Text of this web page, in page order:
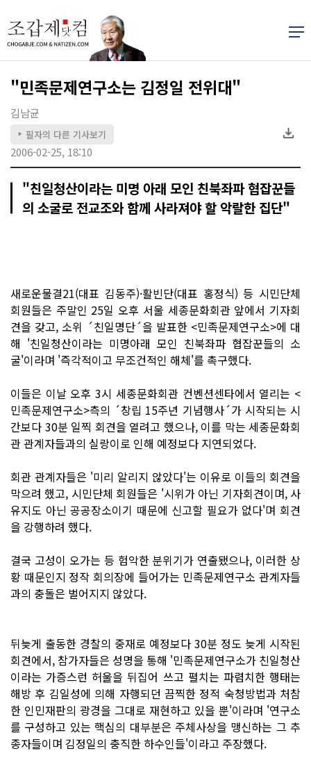
"민족문제연구소는 김정일 전위대"
김남균
▶ 필자의 다른 기사보기
2006-02-25, 18:10
"친일청산이라는 미명 아래 모인 친북좌파 협잡꾼들
의 소굴로 전교조와 함께 사라져야 할 악랄한 집단"
새로운물결21(대표 김동주)·활빈단(대표 홍정식) 등 시민단체
회원들은 주말인 25일 오후 서울 세종문화회관 앞에서 기자회
견을 갖고, 소위 ´친일명단´을 발표한 <민족문제연구소>에 대
해 '친일청산이라는 미명아래 모인 친북좌파 협잡꾼들의 소
굴'이라며 '즉각적이고 무조건적인 해체'를 촉구했다.
이들은 이날 오후 3시 세종문화회관 컨벤션센타에서 열리는 <
민족문제연구소>측의 ´창립 15주년 기념행사´가 시작되는 시
간보다 30분 일찍 회견을 열려고 했으나, 이를 막는 세종문화회
관 관계자들과의 실랑이로 인해 예정보다 지연되었다.
회관 관계자들은 '미리 알리지 않았다'는 이유로 이들의 회견을
막으려 했고, 시민단체 회원들은 '시위가 아닌 기자회견이며, 사
유지도 아닌 공공장소이기 때문에 신고할 필요가 없다'며 회견
을 강행하려 했다.
결국 고성이 오가는 등 험악한 분위기가 연출됐으나, 이러한 상
황 때문인지 정작 회의장에 들어가는 민족문제연구소 관계자들
과의 충돌은 벌어지지 않았다.
뒤늦게 출동한 경찰의 중재로 예정보다 30분 정도 늦게 시작된
회견에서, 참가자들은 성명을 통해 '민족문제연구소가 친일청산
이라는 가증스런 허울을 뒤집어 쓰고 펼치는 파렴치한 행태는
해방 후 김일성에 의해 자행되던 끔찍한 정적 숙청방법과 처참
한 인민재판의 광경을 그대로 재현하고 있을 뿐'이라며 '연구소
를 구성하고 있는 핵심의 대부분은 주체사상을 맹신하는 그 추
종자들이며 김정일의 충직한 하수인들'이라고 주장했다.